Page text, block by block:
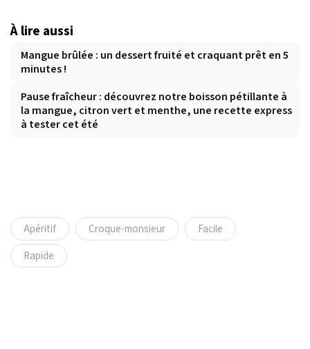
À lire aussi
Mangue brûlée : un dessert fruité et craquant prêt en 5
minutes !
Pause fraîcheur : découvrez notre boisson pétillante à
la mangue, citron vert et menthe, une recette express
à tester cet été
Apéritif Croque-monsieur
Facile
Rapide